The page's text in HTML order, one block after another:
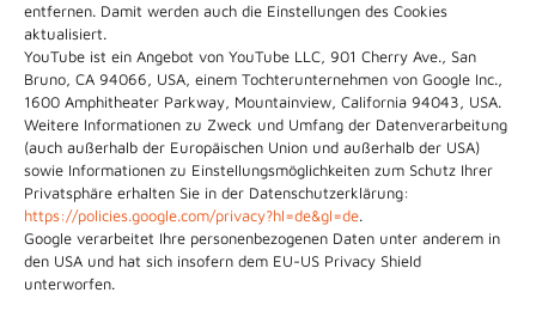
entfernen. Damit werden auch die Einstellungen des Cookies
aktualisiert.
YouTube ist ein Angebot von YouTube LLC, 901 Cherry Ave., San
Bruno, CA 94066, USA, einem Tochterunternehmen von Google Inc.,
1600 Amphitheater Parkway, Mountainview, California 94043, USA.
Weitere Informationen zu Zweck und Umfang der Datenverarbeitung
(auch außerhalb der Europäischen Union und außerhalb der USA)
sowie Informationen zu Einstellungsmöglichkeiten zum Schutz Ihrer
Privatsphäre erhalten Sie in der Datenschutzerklärung:
https://policies.google.com/privacy?hl=de&gl=de.
Google verarbeitet Ihre personenbezogenen Daten unter anderem in
den USA und hat sich insofern dem EU-US Privacy Shield
unterworfen.